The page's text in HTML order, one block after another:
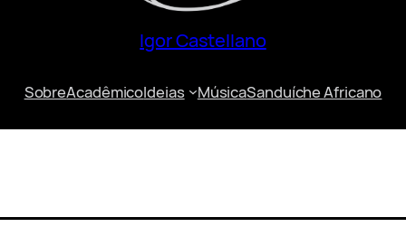
Igor Castellano
SobreAcadêmicoIdeias MúsicaSanduíche Africano